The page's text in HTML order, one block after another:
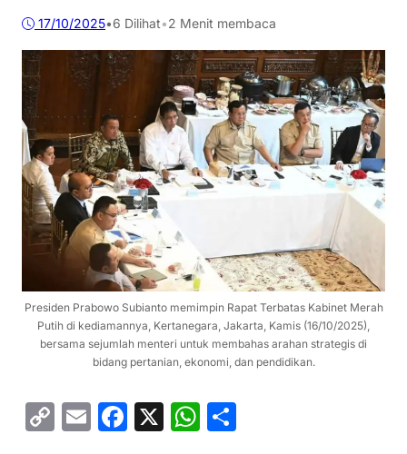
17/10/2025•6 Dilihat•2 Menit membaca
Presiden Prabowo Subianto memimpin Rapat Terbatas Kabinet Merah
Putih di kediamannya, Kertanegara, Jakarta, Kamis (16/10/2025),
bersama sejumlah menteri untuk membahas arahan strategis di
bidang pertanian, ekonomi, dan pendidikan.
C
E
F
X
W